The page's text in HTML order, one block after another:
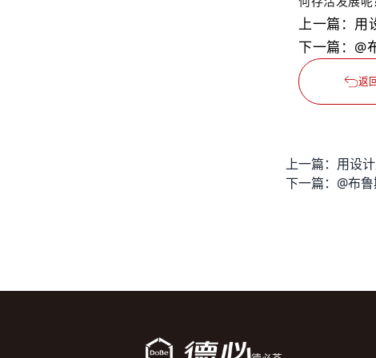
上一篇：
下一篇：
返
上一篇：
下一篇：